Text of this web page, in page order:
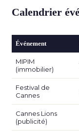
Calendrier
Événement
MIPIM
(immobilier)
Festival de
Cannes
Cannes Lions
(publicité)